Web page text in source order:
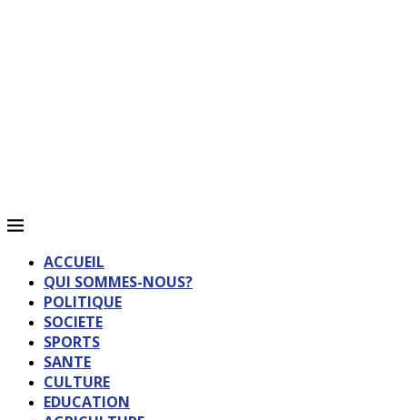
ACCUEIL
QUI SOMMES-NOUS?
POLITIQUE
SOCIETE
SPORTS
SANTE
CULTURE
EDUCATION